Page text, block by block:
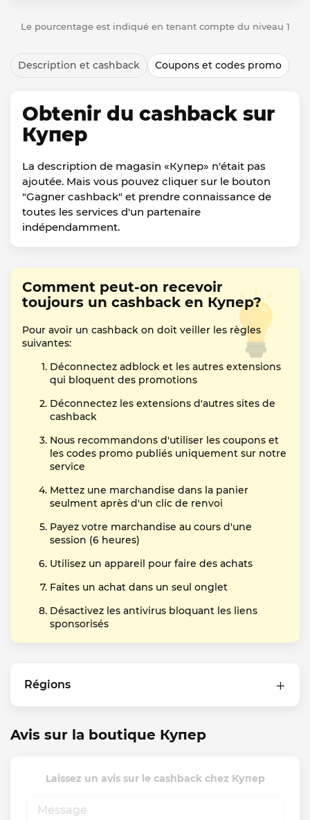
Le pourcentage est indiqué en tenant compte du niveau 1
Description et cashback Coupons et codes promo
Obtenir du cashback sur
Купер
La description de magasin «Купер» n'était pas
ajoutée. Mais vous pouvez cliquer sur le bouton
"Gagner cashback" et prendre connaissance de
toutes les services d'un partenaire
indépendamment.
Comment peut-on recevoir
toujours un cashback en Купер?
Pour avoir un cashback on doit veiller les règles
suivantes:
Déconnectez adblock et les autres extensions
qui bloquent des promotions
Déconnectez les extensions d'autres sites de
cashback
Nous recommandons d'utiliser les coupons et
les codes promo publiés uniquement sur notre
service
Mettez une marchandise dans la panier
seulment après d'un clic de renvoi
Payez votre marchandise au cours d'une
session (6 heures)
Utilisez un appareil pour faire des achats
Faites un achat dans un seul onglet
Désactivez les antivirus bloquant les liens
sponsorisés
Régions
Avis sur la boutique Купер
Laissez un avis sur le cashback chez Купер